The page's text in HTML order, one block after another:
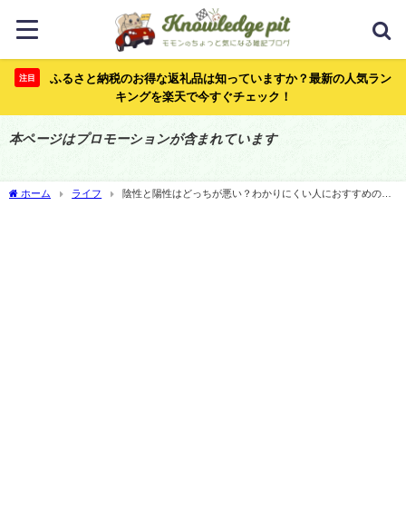
注目
ふるさと納税のお得な返礼品は知っていますか？最新の人気ラン
キングを楽天で今すぐチェック！
本ページはプロモーションが含まれています
ホーム ライフ
陰性と陽性はどっちが悪い？わかりにくい人におすすめの覚